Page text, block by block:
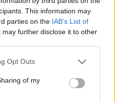
This information may
parties on the IAB’s List of
may further disclose it to other
Opt Outs
of my
êtes ouvert à l’idée de
ce qui enrichira
veillez à ne pas
fidèle à votre soif